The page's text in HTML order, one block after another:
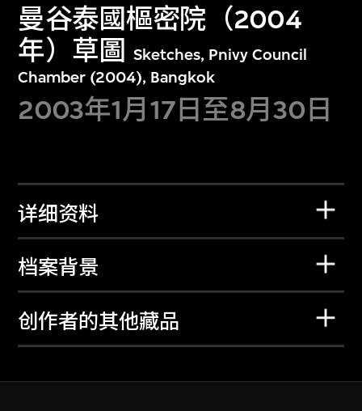
曼谷泰國樞密院（2004
年）草圖
Sketches, Pnivy Council
Chamber (2004), Bangkok
2003年1月17日至8月30日
详细资料
档案背景
创作者的其他藏品